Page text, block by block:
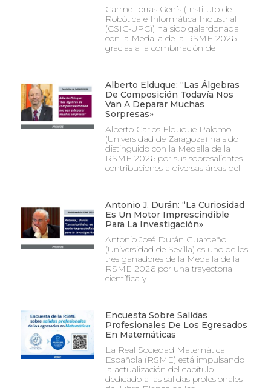
Carme Torras Genís (Instituto de
Robótica e Informática Industrial
(CSIC-UPC)) ha sido galardonada
con la Medalla de la RSME 2026
gracias a la combinación de
Alberto Elduque: “Las Álgebras
De Composición Todavía Nos
Van A Deparar Muchas
Sorpresas»
Alberto Carlos Elduque Palomo
(Universidad de Zaragoza) ha sido
distinguido con la Medalla de la
RSME 2026 por sus sobresalientes
contribuciones a diversas áreas del
Antonio J. Durán: “La Curiosidad
Es Un Motor Imprescindible
Para La Investigación»
Antonio José Durán Guardeño
(Universidad de Sevilla) es uno de los
tres ganadores de la Medalla de la
RSME 2026 por una trayectoria
científica y
Encuesta Sobre Salidas
Profesionales De Los Egresados
En Matemáticas
La Real Sociedad Matemática
Española (RSME) está impulsando
la actualización del capítulo
dedicado a las salidas profesionales